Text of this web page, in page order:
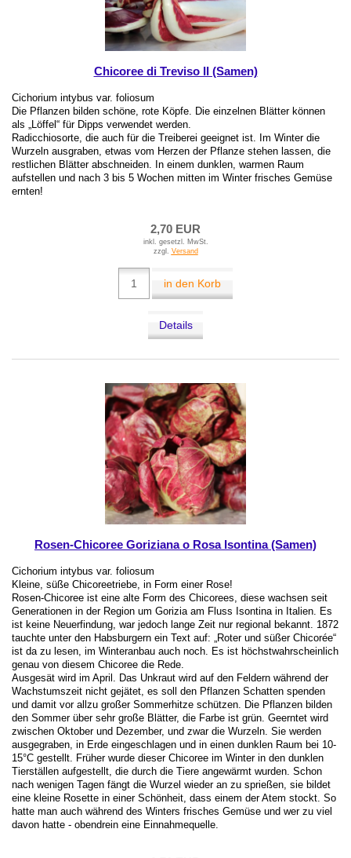
Chicoree di Treviso II (Samen)
Cichorium intybus var. foliosum
Die Pflanzen bilden schöne, rote Köpfe. Die einzelnen Blätter können
als „Löffel“ für Dipps verwendet werden.
Radicchiosorte, die auch für die Treiberei geeignet ist. Im Winter die
Wurzeln ausgraben, etwas vom Herzen der Pflanze stehen lassen, die
restlichen Blätter abschneiden. In einem dunklen, warmen Raum
aufstellen und nach 3 bis 5 Wochen mitten im Winter frisches Gemüse
ernten!
2,70 EUR
inkl. gesetzl. MwSt.
zzgl. Versand
in den Korb
Details
Rosen-Chicoree Goriziana o Rosa Isontina (Samen)
Cichorium intybus var. foliosum
Kleine, süße Chicoreetriebe, in Form einer Rose!
Rosen-Chicoree ist eine alte Form des Chicorees, diese wachsen seit
Generationen in der Region um Gorizia am Fluss Isontina in Italien. Es
ist keine Neuerfindung, war jedoch lange Zeit nur regional bekannt. 1872
tauchte unter den Habsburgern ein Text auf: „Roter und süßer Chicorée“
ist da zu lesen, im Winteranbau auch noch. Es ist höchstwahrscheinlich
genau von diesem Chicoree die Rede.
Ausgesät wird im April. Das Unkraut wird auf den Feldern während der
Wachstumszeit nicht gejätet, es soll den Pflanzen Schatten spenden
und damit vor allzu großer Sommerhitze schützen. Die Pflanzen bilden
den Sommer über sehr große Blätter, die Farbe ist grün. Geerntet wird
zwischen Oktober und Dezember, und zwar die Wurzeln. Sie werden
ausgegraben, in Erde eingeschlagen und in einen dunklen Raum bei 10-
15°C gestellt. Früher wurde dieser Chicoree im Winter in den dunklen
Tierställen aufgestellt, die durch die Tiere angewärmt wurden. Schon
nach wenigen Tagen fängt die Wurzel wieder an zu sprießen, sie bildet
eine kleine Rosette in einer Schönheit, dass einem der Atem stockt. So
hatte man auch während des Winters frisches Gemüse und wer zu viel
davon hatte - obendrein eine Einnahmequelle.